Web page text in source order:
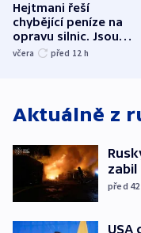
Hejtmani řeší
chybějící peníze na
opravu silnic. Jsou
nenárokové, namítá
včera před 12 h
Aktuálně z
před 42
USA